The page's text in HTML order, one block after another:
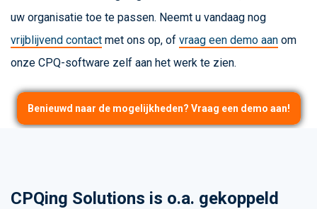
uw organisatie toe te passen. Neemt u vandaag nog
vrijblijvend contact met ons op, of vraag een demo aan om
onze CPQ-software zelf aan het werk te zien.
Benieuwd naar de mogelijkheden? Vraag een demo aan!
CPQing Solutions is o.a. gekoppeld